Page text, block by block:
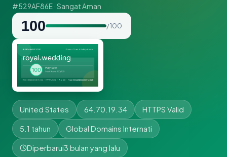
#529AF86E · Sangat Aman
100 / 100
United States 64.70.19.34 HTTPS Valid
5.1 tahun Global Domains Internati
Diperbarui3 bulan yang lalu